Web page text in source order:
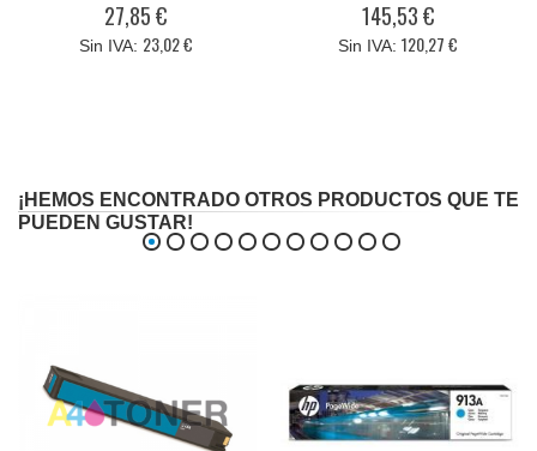
27,85 €
23,02 €
145,53 €
120,27 €
¡HEMOS ENCONTRADO OTROS PRODUCTOS QUE TE
PUEDEN GUSTAR!